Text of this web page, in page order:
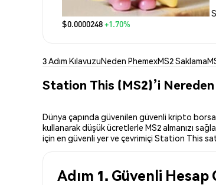
$0.0000248+1.70%
3 Adım KılavuzuNeden PhemexMS2 Saklama
Station This (MS2)’i
Dünya çapında güvenilen güvenli kripto
kullanarak düşük ücretlerle MS2 almanızı
için en güvenli yer ve çevrimiçi Station This
Adım 1. Güvenli